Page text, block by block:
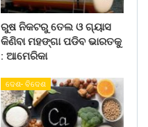
ରୁଷ ନିକଟରୁ ତେଲ ଓ ଗ୍ୟାସ
କିଣିବା ମହଙ୍ଗା ପଡିବ ଭାରତକୁ
: ଆମେରିକା
ଦେଶ- ବିଦେଶ